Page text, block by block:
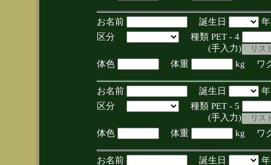
お名前 誕生日
区分
種類 PET - 4
(手入力)
体色
体重 kg ワ
お名前 誕生日
区分
種類 PET - 5
(手入力)
体色
体重 kg ワ
お名前 誕生日